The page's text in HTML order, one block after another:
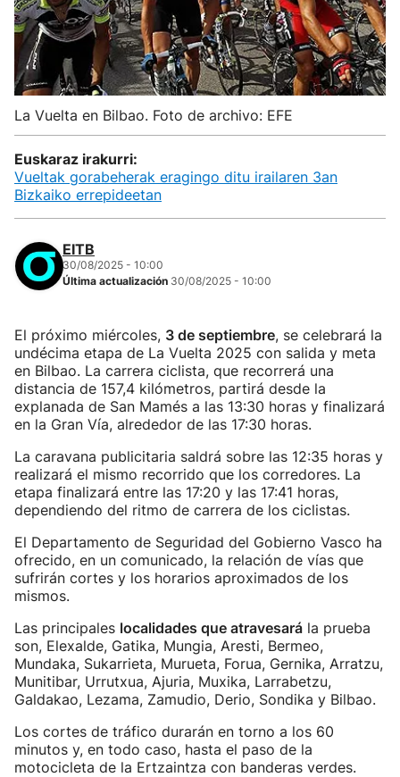
La Vuelta en Bilbao. Foto de archivo: EFE
Euskaraz irakurri:
Vueltak gorabeherak eragingo ditu irailaren 3an
Bizkaiko errepideetan
EITB
30/08/2025 - 10:00
Última actualización 30/08/2025 - 10:00
El próximo miércoles, 3 de septiembre, se celebrará la
undécima etapa de La Vuelta 2025 con salida y meta
en Bilbao. La carrera ciclista, que recorrerá una
distancia de 157,4 kilómetros, partirá desde la
explanada de San Mamés a las 13:30 horas y finalizará
en la Gran Vía, alrededor de las 17:30 horas.
La caravana publicitaria saldrá sobre las 12:35 horas y
realizará el mismo recorrido que los corredores. La
etapa finalizará entre las 17:20 y las 17:41 horas,
dependiendo del ritmo de carrera de los ciclistas.
El Departamento de Seguridad del Gobierno Vasco ha
ofrecido, en un comunicado, la relación de vías que
sufrirán cortes y los horarios aproximados de los
mismos.
Las principales localidades que atravesará la prueba
son, Elexalde, Gatika, Mungia, Aresti, Bermeo,
Mundaka, Sukarrieta, Murueta, Forua, Gernika, Arratzu,
Munitibar, Urrutxua, Ajuria, Muxika, Larrabetzu,
Galdakao, Lezama, Zamudio, Derio, Sondika y Bilbao.
Los cortes de tráfico durarán en torno a los 60
minutos y, en todo caso, hasta el paso de la
motocicleta de la Ertzaintza con banderas verdes.